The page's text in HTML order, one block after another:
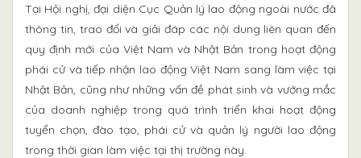
Tại Hội nghị, đại diện Cục Quản lý lao động ngoài nước đã
thông tin, trao đổi và giải đáp các nội dung liên quan đến
quy định mới của Việt Nam và Nhật Bản trong hoạt động
phái cử và tiếp nhận lao động Việt Nam sang làm việc tại
Nhật Bản, cũng như những vấn đề phát sinh và vướng mắc
của doanh nghiệp trong quá trình triển khai hoạt động
tuyển chọn, đào tạo, phái cử và quản lý người lao động
trong thời gian làm việc tại thị trường này.